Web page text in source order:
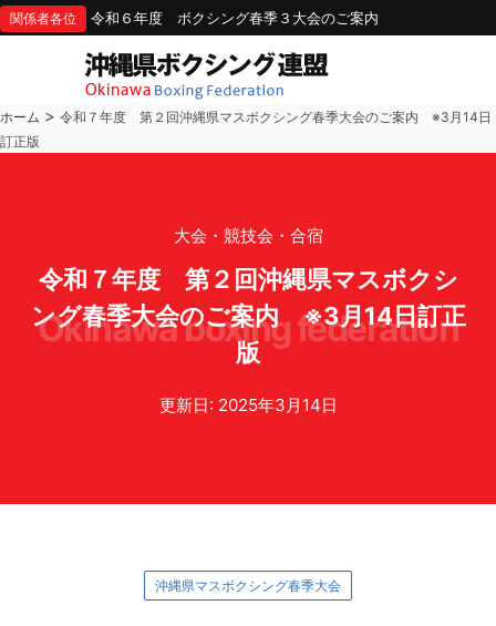
関係者各位 令和６年度 ボクシング春季３大会のご案内
ホーム > 令和７年度 第２回沖縄県マスボクシング春季大会のご案内 ※3月14日
訂正版
okinawa boxing federation
大会・競技会・合宿
令和７年度 第２回沖縄県マスボクシ
ング春季大会のご案内 ※3月14日訂正
版
更新日: 2025年3月14日
沖縄県マスボクシング春季大会